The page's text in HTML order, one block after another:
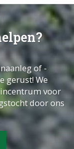
of -
gerust! We
voor
door ons